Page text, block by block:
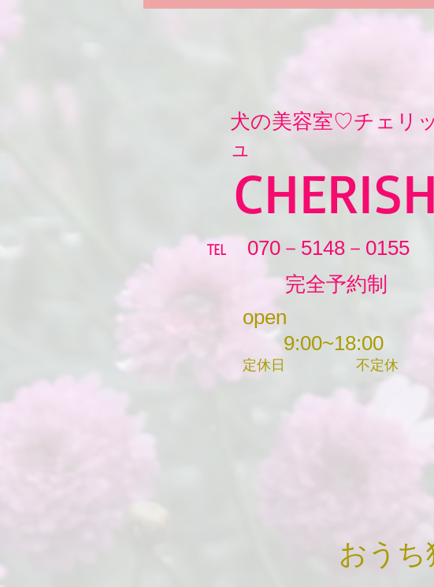
犬の美容室♡チェリ
ュ
CHERISH
℡ 070－5148－0155
完全予約制
open
9:00~18:00
定休日 不定休
おう